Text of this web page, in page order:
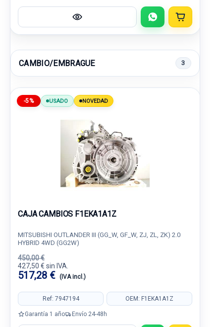
CAMBIO/EMBRAGUE 3
-5% USADO NOVEDAD
CAJA CAMBIOS F1EKA1A1Z
MITSUBISHI OUTLANDER III (GG_W, GF_W, ZJ, ZL, ZK) 2.0
HYBRID 4WD (GG2W)
450,00 €
427,50 € sin IVA.
517,28 € (IVA incl.)
Ref: 7947194 OEM: F1EKA1A1Z
Garantía 1 año Envío 24-48h